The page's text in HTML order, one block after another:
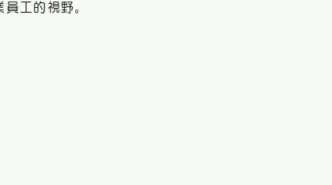
工的視野。